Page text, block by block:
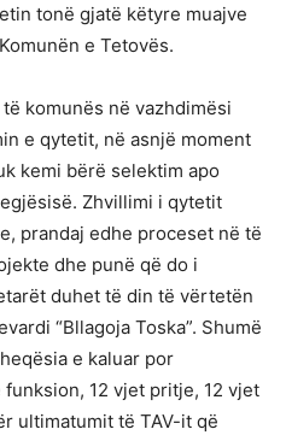
tonë gjatë këtyre muajve
e Tetovës.
komunës në vazhdimësi
e qytetit, në asnjë moment
kemi bërë selektim apo
Zhvillimi i qytetit
prandaj edhe proceset në të
dhe punë që do i
duhet të din të vërtetën
“Bllagoja Toska”. Shumë
e kaluar por
12 vjet pritje, 12 vjet
ultimatumit të TAV-it që